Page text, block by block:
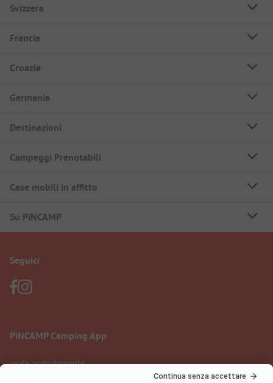
Svizzera
Francia
Croazia
Germania
Destinazioni
Campeggi Prenotabili
Case mobili in affitto
Su PiNCAMP
Seguici
PiNCAMP Camping App
usala gratuitamente